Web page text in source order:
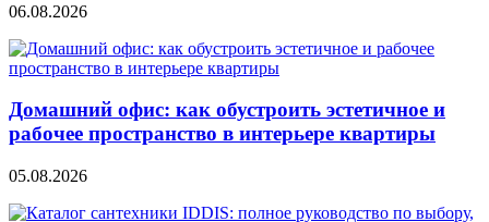
06.08.2026
Домашний офис: как обустроить эстетичное и
рабочее пространство в интерьере квартиры
05.08.2026